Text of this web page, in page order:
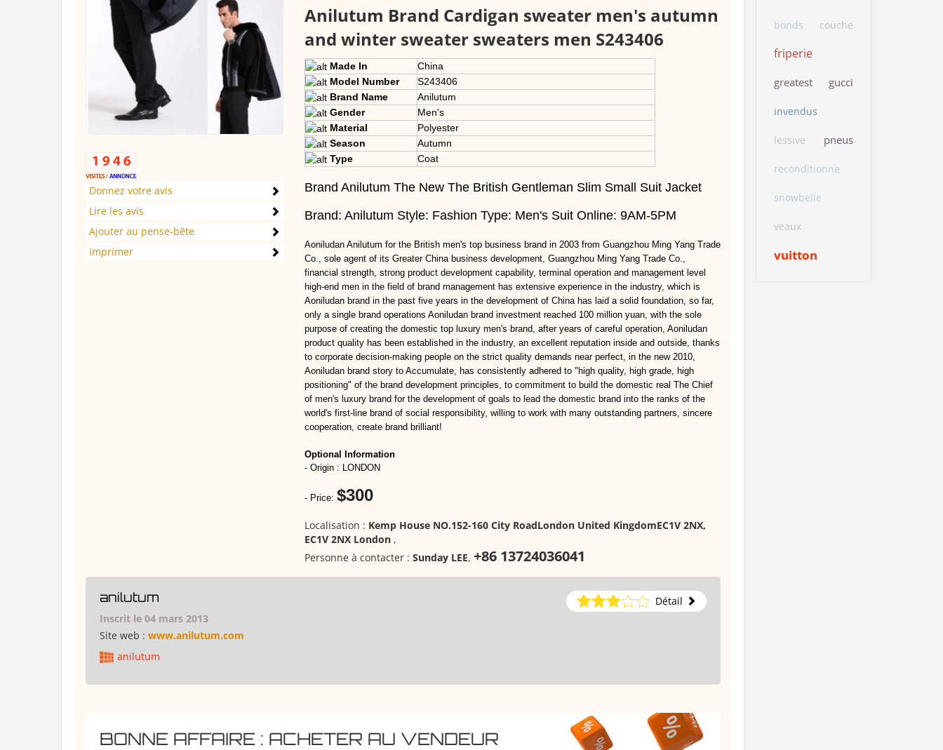
Donnez votre avis
Lire les avis
Ajouter au pense-bête
Imprimer
Anilutum Brand Cardigan sweater men's autumn
and winter sweater sweaters men S243406
Made In
China
Model Number
S243406
Brand Name
Anilutum
Gender
Men's
Material
Polyester
Season
Autumn
Type
Coat
Brand Anilutum The New The British Gentleman Slim Small Suit Jacket
Brand: Anilutum Style: Fashion Type: Men's Suit Online: 9AM-5PM
Aoniludan Anilutum for the British men's top business brand in 2003 from Guangzhou Ming Yang Trade
Co., sole agent of its Greater China business development, Guangzhou Ming Yang Trade Co.,
financial strength, strong product development capability, terminal operation and management level
high-end men in the field of brand management has extensive experience in the industry, which is
Aoniludan brand in the past five years in the development of China has laid a solid foundation, so far,
only a single brand operations Aoniludan brand investment reached 100 million yuan, with the sole
purpose of creating the domestic top luxury men's brand, after years of careful operation, Aoniludan
product quality has been established in the industry, an excellent reputation inside and outside, thanks
to corporate decision-making people on the strict quality demands near perfect, in the new 2010,
Aoniludan brand story to Accumulate, has consistently adhered to "high quality, high grade, high
positioning" of the brand development principles, to commitment to build the domestic real The Chief
of men's luxury brand for the development of goals to lead the domestic brand into the ranks of the
world's first-line brand of social responsibility, willing to work with many outstanding partners, sincere
cooperation, create brand brilliant!
Optional Information
- Origin : LONDON
- Price: $300
Localisation : Kemp House NO.152-160 City RoadLondon United KingdomEC1V 2NX,
EC1V 2NX London ,
Personne à contacter : Sunday LEE, +86 13724036041
anilutum
Détail
Inscrit le 04 mars 2013
Site web : www.anilutum.com
anilutum
BONNE AFFAIRE : ACHETER AU VENDEUR
bonds couche
friperie
greatest gucci
invendus
lessive pneus
reconditionne
snowbelle
veaux
vuitton